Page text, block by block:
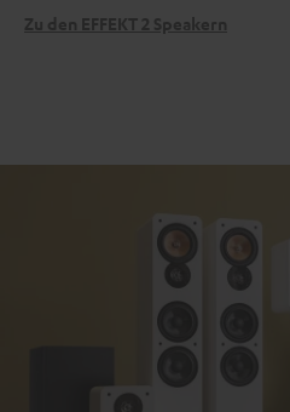
Zu den EFFEKT 2 Speakern